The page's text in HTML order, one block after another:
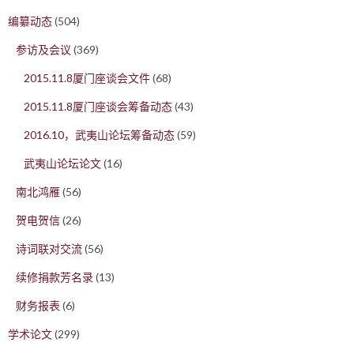
编纂动态(504)
参访及会议 (369)
2015.11.8厦门座谈会文件(68)
2015.11.8厦门座谈会筹备动态(43)
2016.10，武夷山论坛筹备动态(59)
武夷山论坛论文(16)
南北鸿雁(56)
贺电贺信(26)
诗词联对交流(56)
续修捐款芳名录(13)
财务报表 (6)
学术论文(299)